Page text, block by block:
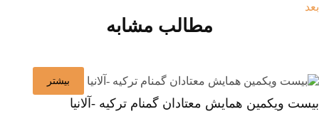
بعد
مطالب مشابه
بیشتر
بیست ویکمین همایش معتادان گمنام ترکیه -آلانیا